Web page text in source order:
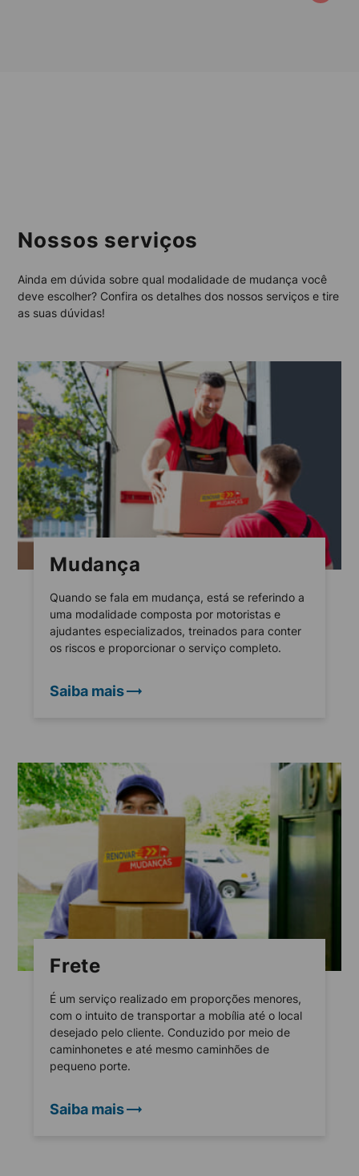
Nossos serviços
Ainda em dúvida sobre qual modalidade de mudança você
deve escolher? Confira os detalhes dos nossos serviços e tire
as suas dúvidas!
Mudança
Quando se fala em mudança, está se referindo a
uma modalidade composta por motoristas e
ajudantes especializados, treinados para conter
os riscos e proporcionar o serviço completo.
Saiba mais
Frete
É um serviço realizado em proporções menores,
com o intuito de transportar a mobília até o local
desejado pelo cliente. Conduzido por meio de
caminhonetes e até mesmo caminhões de
pequeno porte.
Saiba mais